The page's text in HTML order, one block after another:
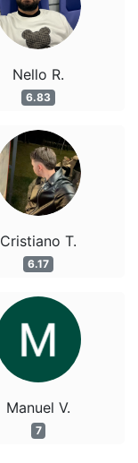
Nello R.
6.83
Cristiano T.
6.17
Manuel V.
7